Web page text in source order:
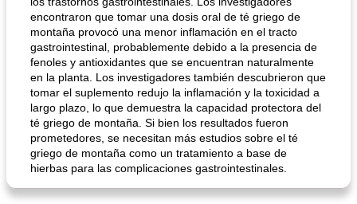
encontraron que tomar una dosis oral de té griego de
montaña provocó una menor inflamación en el tracto
gastrointestinal, probablemente debido a la presencia de
fenoles y antioxidantes que se encuentran naturalmente
en la planta. Los investigadores también descubrieron que
tomar el suplemento redujo la inflamación y la toxicidad a
largo plazo, lo que demuestra la capacidad protectora del
té griego de montaña. Si bien los resultados fueron
prometedores, se necesitan más estudios sobre el té
griego de montaña como un tratamiento a base de
hierbas para las complicaciones gastrointestinales.